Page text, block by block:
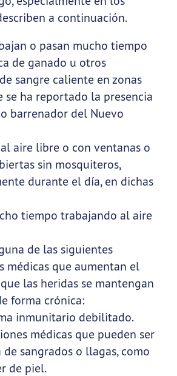
a continuación.
o pasan mucho tiempo
de ganado u otros
sangre caliente en zonas
se ha reportado la presencia
barrenador del Nuevo
aire libre o con ventanas o
sin mosquiteros,
durante el día, en dichas
tiempo trabajando al aire
de las siguientes
médicas que aumentan el
las heridas se mantengan
forma crónica:
inmunitario debilitado.
médicas que pueden ser
de sangrados o llagas, como
de piel.